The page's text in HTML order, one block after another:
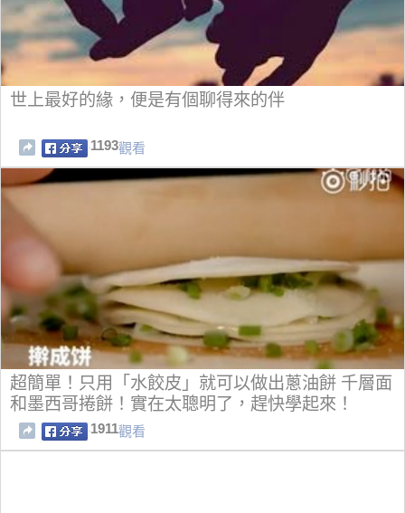
世上最好的緣，便是有個聊得來的伴
1193觀看
超簡單！只用「水餃皮」就可以做出蔥油餅 千層面
和墨西哥捲餅！實在太聰明了，趕快學起來！
1911觀看